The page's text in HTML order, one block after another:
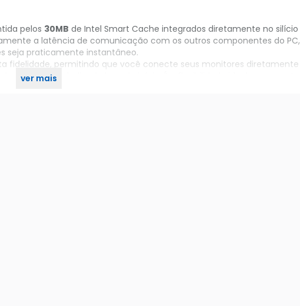
pelos 30MB de Intel Smart Cache integrados diretamente no silício
a latência de comunicação com os outros componentes do PC,
seja praticamente instantâneo.
fidelidade, permitindo que você conecte seus monitores diretamente
de vídeo dedicada logo de início. É a flexibilidade ideal para montar
ver mais